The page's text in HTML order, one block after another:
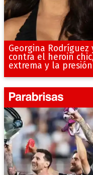
Georgina Rodríguez
contra el heroin
extrema y la